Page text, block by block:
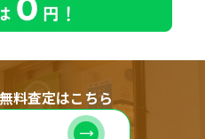
料査定はこちら